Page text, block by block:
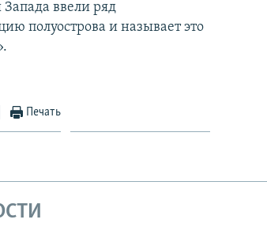
ввели ряд
полуострова и называет это
Печать